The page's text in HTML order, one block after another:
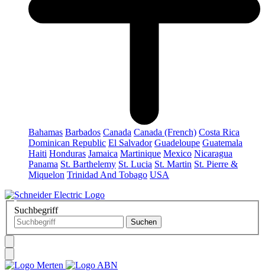
Bahamas Barbados Canada Canada (French) Costa Rica
Dominican Republic El Salvador Guadeloupe Guatemala
Haiti Honduras Jamaica Martinique Mexico Nicaragua
Panama St. Barthelemy St. Lucia St. Martin St. Pierre &
Miquelon Trinidad And Tobago USA
Suchbegriff